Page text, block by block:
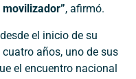
, afirmó.
el inicio de su
años, uno de sus
el encuentro nacional